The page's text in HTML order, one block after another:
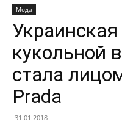
Мода
кукольной
стала
Prada
31.01.2018